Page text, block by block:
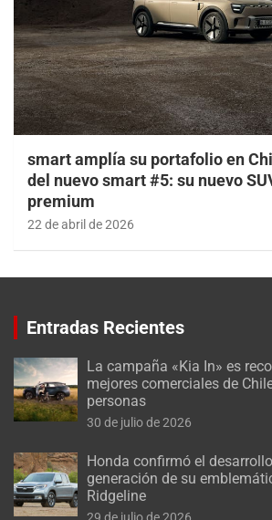
smart amplía su portafolio en
del nuevo smart #5: su nuevo
premium
22 de abril de 2026
Entradas Recientes
La campaña «Kia In» es
mejores comerciales de
personas
30 de julio de 2026
Honda confirmó el
generación de su
Ridgeline